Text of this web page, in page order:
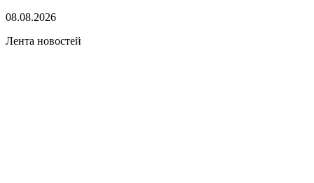
08.08.2026
Лента новостей